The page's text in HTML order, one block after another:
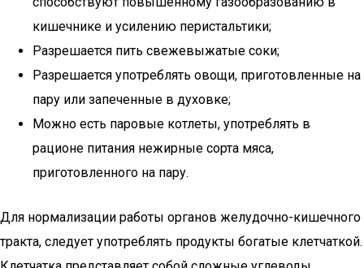
кишечнике и усилению перистальтики;
Разрешается пить свежевыжатые соки;
Разрешается употреблять овощи, приготовленные на
пару или запеченные в духовке;
Можно есть паровые котлеты, употреблять в
рационе питания нежирные сорта мяса,
приготовленного на пару.
Для нормализации работы органов желудочно-кишечного
тракта, следует употреблять продукты богатые клетчаткой.